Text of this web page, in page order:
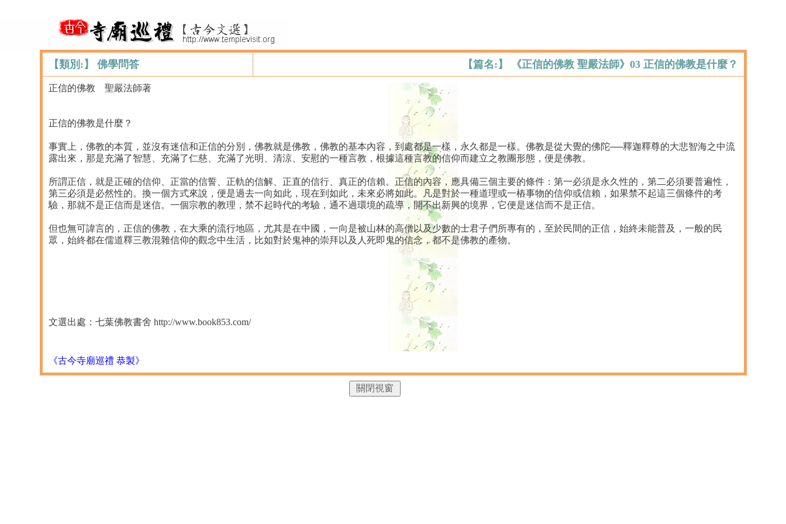
【類別:】 佛學問答 【篇名:】 《正信的佛教 聖嚴法師》03 正信的佛教是什麼？
正信的佛教 聖嚴法師著
正信的佛教是什麼？
事實上，佛教的本質，並沒有迷信和正信的分別，佛教就是佛教，佛教的基本內容，到處都是一樣，永久都是一樣。佛教是從大覺的佛陀──釋迦釋尊的大悲智海之中流
露出來，那是充滿了智慧、充滿了仁慈、充滿了光明、清涼、安慰的一種言教，根據這種言教的信仰而建立之教團形態，便是佛教。
所謂正信，就是正確的信仰、正當的信誓、正軌的信解、正直的信行、真正的信賴。正信的內容，應具備三個主要的條件：第一必須是永久性的，第二必須要普遍性，
第三必須是必然性的。換一個方式來說，便是過去一向如此，現在到如此，未來必將如此。凡是對於一種道理或一樁事物的信仰或信賴，如果禁不起這三個條件的考
驗，那就不是正信而是迷信。一個宗教的教理，禁不起時代的考驗，通不過環境的疏導，開不出新興的境界，它便是迷信而不是正信。
但也無可諱言的，正信的佛教，在大乘的流行地區，尤其是在中國，一向是被山林的高僧以及少數的士君子們所專有的，至於民間的正信，始終未能普及，一般的民
眾，始終都在儒道釋三教混雜信仰的觀念中生活，比如對於鬼神的崇拜以及人死即鬼的信念，都不是佛教的產物。
文選出處：七葉佛教書舍 http://www.book853.com/
《古今寺廟巡禮 恭製》